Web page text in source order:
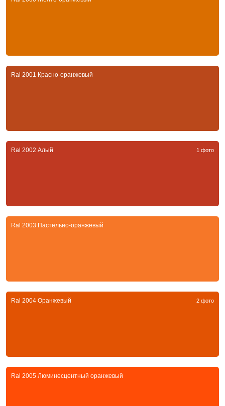
Ral 2001 Красно-оранжевый
Ral 2002 Алый 1 фото
Ral 2003 Пастельно-оранжевый
Ral 2004 Оранжевый 2 фото
Ral 2005 Люминесцентный оранжевый